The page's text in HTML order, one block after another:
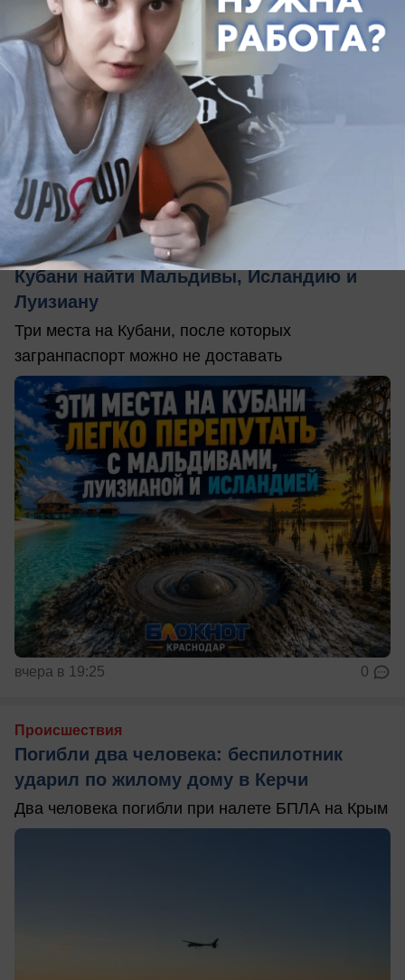
вчера в 20:07
Общество
Три страны в одном регионе: где на
Кубани найти Мальдивы, Исландию и
Луизиану
Три места на Кубани, после которых
загранпаспорт можно не доставать
вчера в 19:25 0
Происшествия
Погибли два человека: беспилотник
ударил по жилому дому в Керчи
Два человека погибли при налете БПЛА на Крым